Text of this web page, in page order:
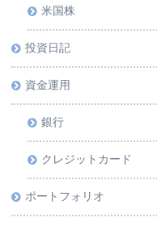
米国株
投資日記
資金運用
銀行
クレジットカード
ポートフォリオ